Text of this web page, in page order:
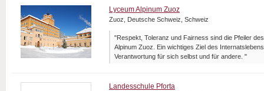
Lyceum Alpinum Zuoz
Zuoz, Deutsche Schweiz, Schweiz
"Respekt, Toleranz und Fairness sind die Pfeiler
Alpinum Zuoz. Ein wichtiges Ziel des
Verantwortung für sich selbst und für andere. "
Landesschule Pforta